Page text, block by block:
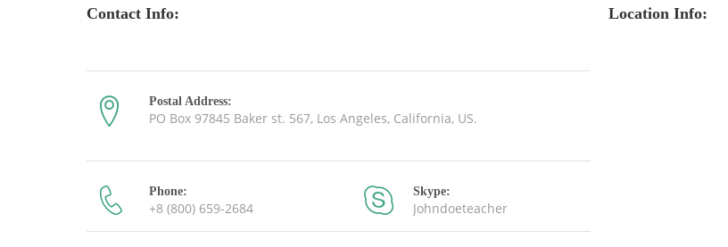
Contact Info:
Postal Address:
PO Box 97845 Baker st. 567, Los Angeles, California, US.
Phone:
+8 (800) 659-2684
Skype:
Johndoeteacher
Location Info: